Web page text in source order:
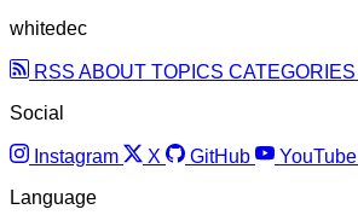
whitedec
RSS ABOUT TOPICS CATEGORIES
Social
Instagram X GitHub YouTube
Language